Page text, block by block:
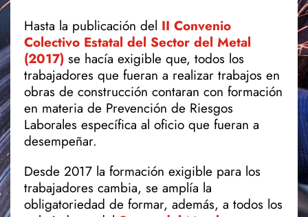
Hasta la publicación del II Convenio
Colectivo Estatal del Sector del Metal
(2017)se hacía exigible que, todos los
trabajadores que fueran a realizar trabajos en
obras de construcción contaran con formación
en materia de Prevención de Riesgos
Laborales específica al oficio que fueran a
desempeñar.
Desde 2017 la formación exigible para los
trabajadores cambia, se amplía la
obligatoriedad de formar, además, a todos los